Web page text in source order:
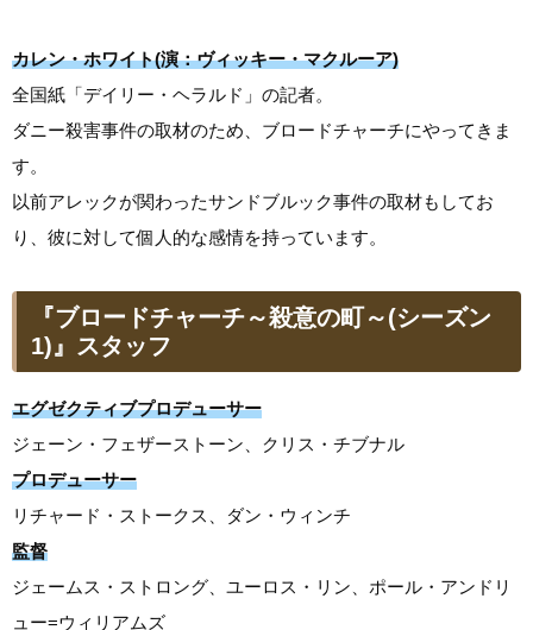
カレン・ホワイト(演：ヴィッキー・マクルーア)
全国紙「デイリー・ヘラルド」の記者。
ダニー殺害事件の取材のため、ブロードチャーチにやってきま
す。
以前アレックが関わったサンドブルック事件の取材もしてお
り、彼に対して個人的な感情を持っています。
『ブロードチャーチ～殺意の町～(シーズン
1)』スタッフ
エグゼクティブプロデューサー
ジェーン・フェザーストーン、クリス・チブナル
プロデューサー
リチャード・ストークス、ダン・ウィンチ
監督
ジェームス・ストロング、ユーロス・リン、ポール・アンドリ
ュー=ウィリアムズ